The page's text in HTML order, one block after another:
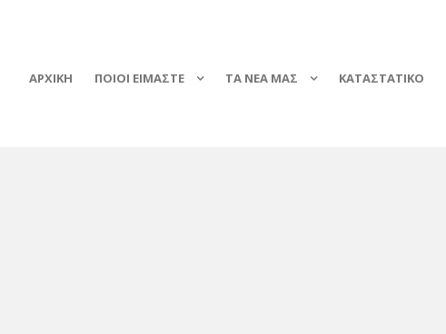
ΑΡΧΙΚΗ ΠΟΙΟΙ ΕΙΜΑΣΤΕ ΤΑ ΝΕΑ ΜΑΣ ΚΑΤΑΣΤΑΤΙΚΟ